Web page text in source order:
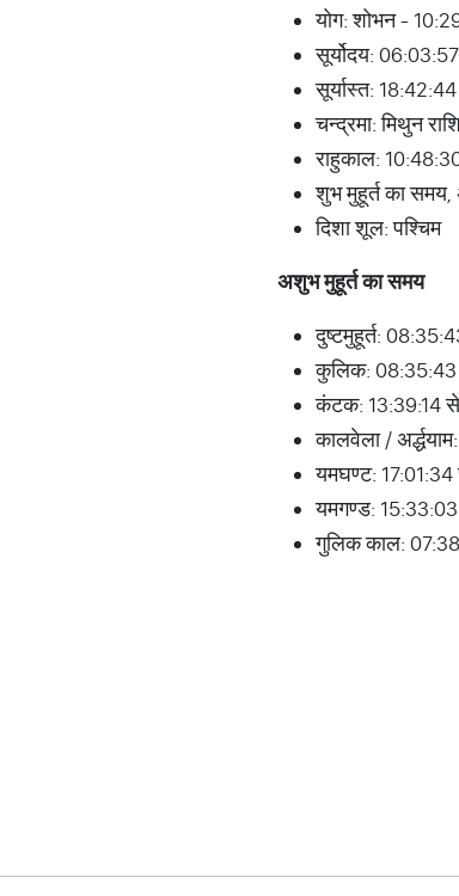
योग: शोभन -
सूर्योदय:
सूर्यास्त:
चन्द्रमा: मिथुन
राहुकाल:
शुभ मुहूर्त का
दिशा शूल: पश्चिम
अशुभमुहूर्तकासमय
दुष्टमुहूर्त:
कुलिक:
कंटक: 13:39:14
कालवेला /
यमघण्ट:
यमगण्ड:
गुलिक काल: